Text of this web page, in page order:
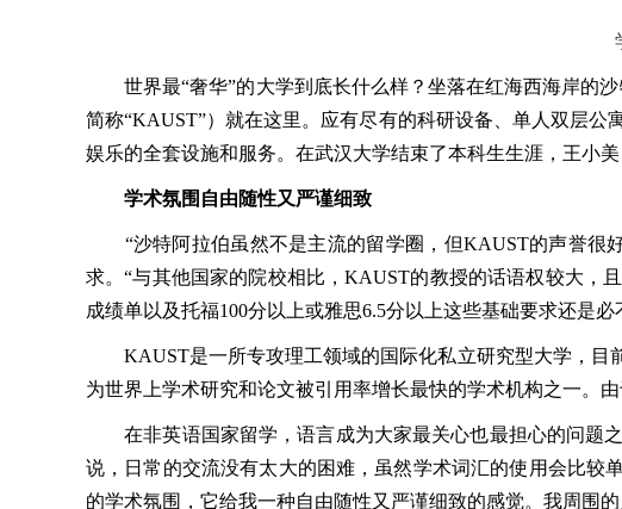
世界最“奢华”的大学到底长什么样？坐落在红海西海岸的沙
简称“KAUST”）就在这里。应有尽有的科研设备、单人双层
娱乐的全套设施和服务。在武汉大学结束了本科生生涯，王小
学术氛围自由随性又严谨细致
“沙特阿拉伯虽然不是主流的留学圈，但KAUST的声誉很
求。“与其他国家的院校相比，KAUST的教授的话语权较大，
成绩单以及托福100分以上或雅思6.5分以上这些基础要求还是必
KAUST是一所专攻理工领域的国际化私立研究型大学，目
为世界上学术研究和论文被引用率增长最快的学术机构之一。
在非英语国家留学，语言成为大家最关心也最担心的问题之
说，日常的交流没有太大的困难，虽然学术词汇的使用会比较
的学术氛围，它给我一种自由随性又严谨细致的感觉。我周围